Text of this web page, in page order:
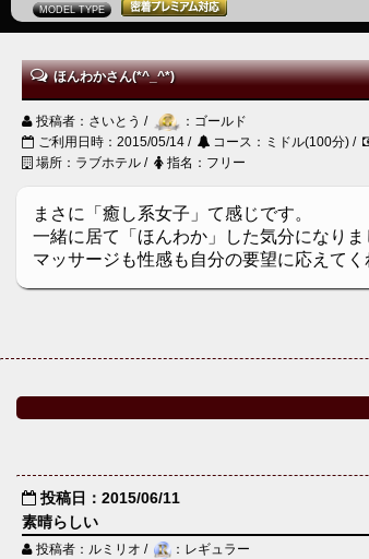
MODEL TYPE
ほんわかさん(*^_^*)
投稿者：さいとう /
：ゴールド
ご利用日時：2015/05/14 /
コース：ミドル(100分) /
場所：ラブホテル /
指名：フリー
まさに「癒し系女子」て感じです。
一緒に居て「ほんわか」した気分になりま
マッサージも性感も自分の要望に応えて
投稿日：2015/06/11
素晴らしい
投稿者：ルミリオ /
：レギュラー